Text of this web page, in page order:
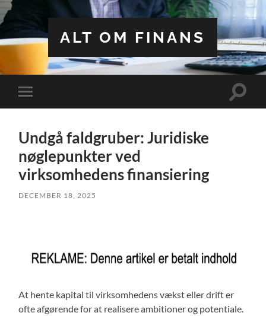
ALT OM FINANS
Toggle
mobile
Toggle
Undgå faldgruber: Juridiske
nøglepunkter ved
virksomhedens finansiering
DECEMBER 18, 2025
At hente kapital til virksomhedens vækst eller drift er
ofte afgørende for at realisere ambitioner og potentiale.